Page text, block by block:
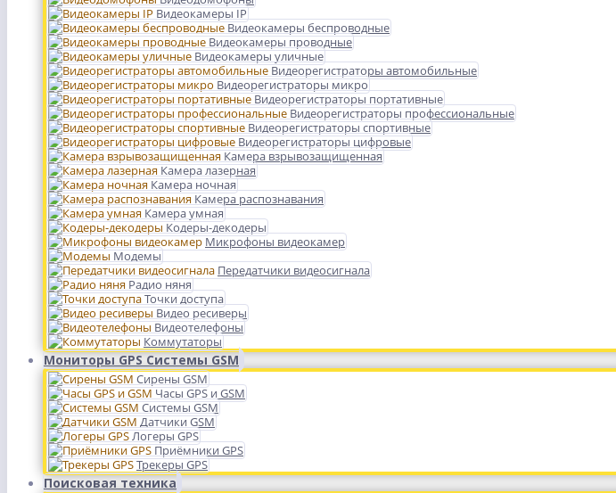
Видеокамеры IP
Видеокамеры беспроводные
Видеокамеры проводные
Видеокамеры уличные
Видеорегистраторы автомобильные
Видеорегистраторы микро
Видеорегистраторы портативные
Видеорегистраторы профессиональные
Видеорегистраторы спортивные
Видеорегистраторы цифровые
Камера взрывозащищенная
Камера лазерная
Камера ночная
Камера распознавания
Камера умная
Кодеры-декодеры
Микрофоны видеокамер
Модемы
Передатчики видеосигнала
Радио няня
Точки доступа
Видео ресиверы
Видеотелефоны
Коммутаторы
Мониторы GPS Системы GSM
Сирены GSM
Часы GPS и GSM
Системы GSM
Датчики GSM
Логеры GPS
Приёмники GPS
Трекеры GPS
Поисковая техника